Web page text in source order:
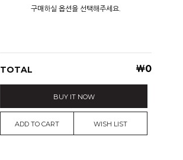
구매하실 옵션을 선택해주세요.
TOTAL ￦0
BUY IT NOW
ADD TO CART WISH LIST